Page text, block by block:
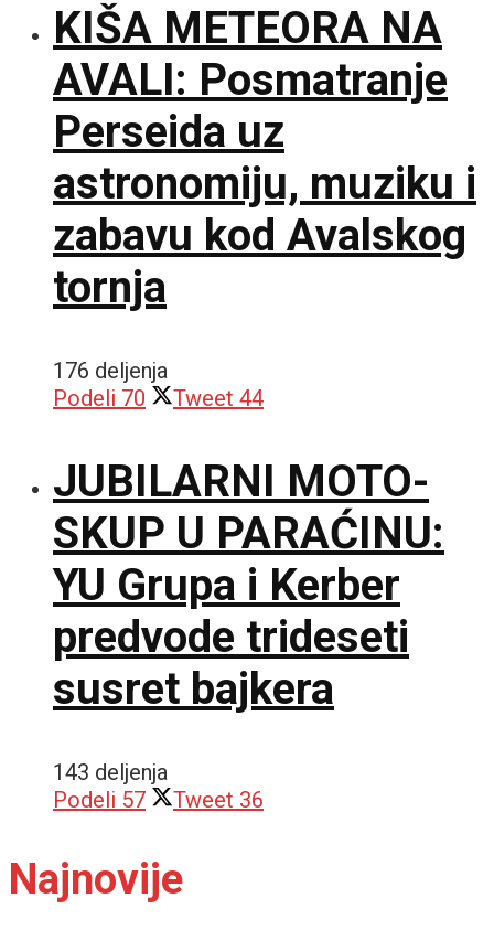
KIŠA METEORA NA
AVALI: Posmatranje
Perseida uz
astronomiju, muziku i
zabavu kod Avalskog
tornja
176 deljenja
Podeli 70 Tweet 44
JUBILARNI MOTO-
SKUP U PARAĆINU:
YU Grupa i Kerber
predvode trideseti
susret bajkera
143 deljenja
Podeli 57 Tweet 36
Najnovije